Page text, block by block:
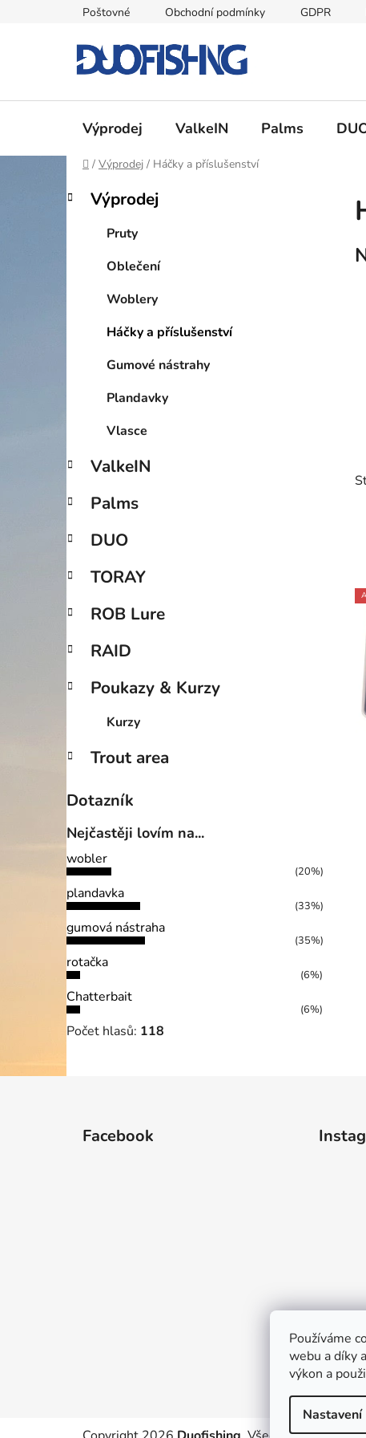
Používáme
webu a díky
výkon a
Nastavení
Poštovné Obchodní podmínky GDPR
Výprodej ValkeIN Palms
Domů
/ Výprodej / Háčky a příslušenství
P
l
Přeskočit
kategorie
K
a
Výprodej
Pruty
Oblečení
Woblery
Háčky a příslušenství
Gumové nástrahy
Plandavky
Vlasce
ValkeIN
Palms
DUO
TORAY
ROB Lure
RAID
Poukazy & Kurzy
Kurzy
Trout area
Dotazník
Nejčastěji lovím na...
wobler
(20%)
plandavka
(33%)
gumová nástraha
(35%)
rotačka
(6%)
Chatterbait
(6%)
Počet hlasů: 118
ý
s
p
Facebook